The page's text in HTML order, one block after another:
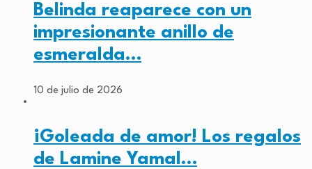
Belinda reaparece con un
impresionante anillo de
esmeralda…
10 de julio de 2026
¡Goleada de amor! Los regalos
de Lamine Yamal…